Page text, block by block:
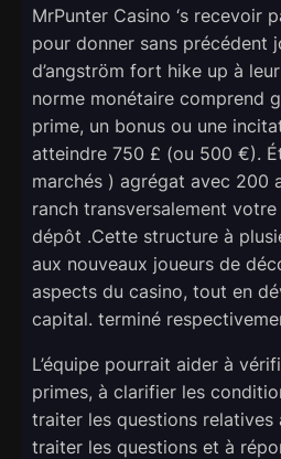
MrPunter Casino ‘s recevoir
pour donner sans précédent
d’angström fort hike up à
norme monétaire comprend
prime, un bonus ou une
atteindre 750 £ (ou 500 €).
marchés ) agrégat avec 200
ranch transversalement
dépôt .Cette structure à
aux nouveaux joueurs de
aspects du casino, tout en
capital. terminé
L’équipe pourrait aider à
primes, à clarifier les
traiter les questions relatives
traiter les questions et à